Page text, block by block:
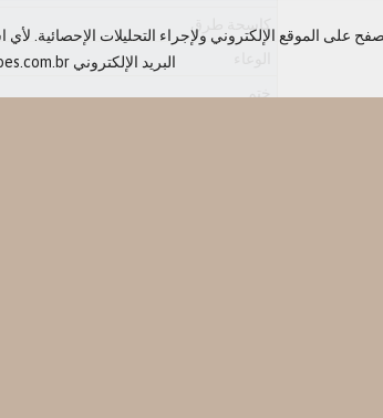
على الموقع الإلكتروني ولإجراء التحليلات الإحصائية.
البريد الإلكتروني jornalismo@revistaopinioes.com.br.